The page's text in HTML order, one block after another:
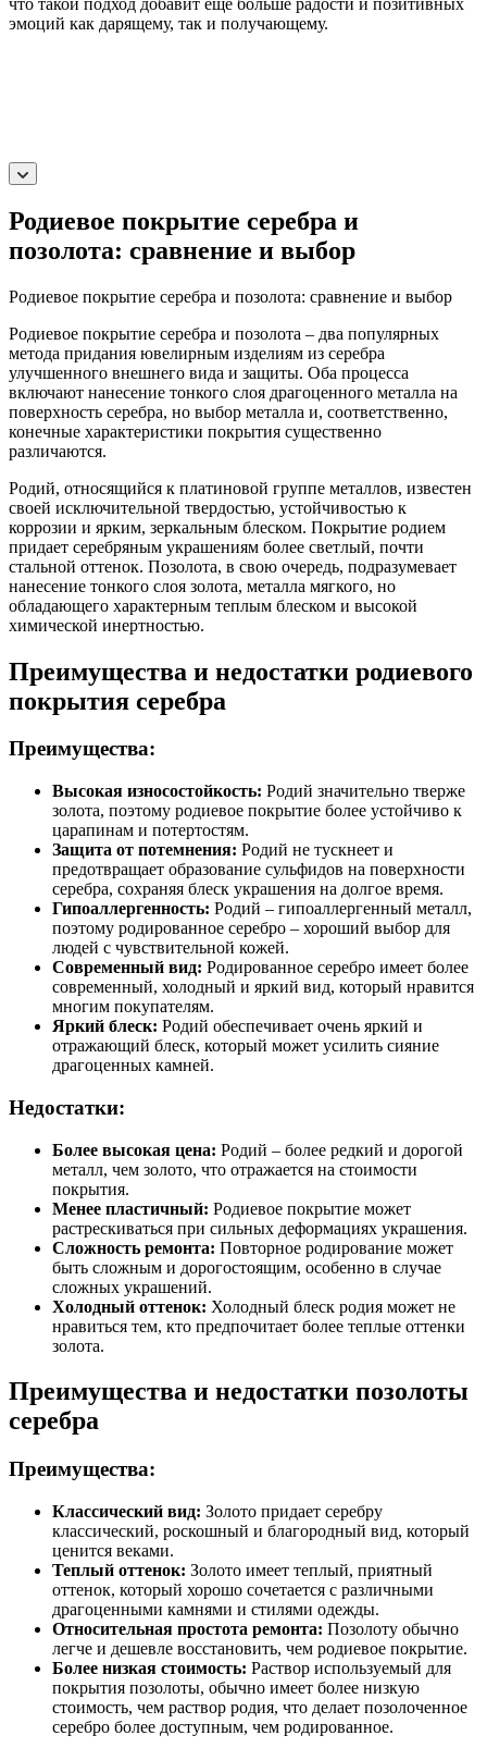
эмоций как дарящему, так и получающему.
Родиевое покрытие серебра и
позолота: сравнение и выбор
Родиевое покрытие серебра и позолота: сравнение и выбор
Родиевое покрытие серебра и позолота – два популярных
метода придания ювелирным изделиям из серебра
улучшенного внешнего вида и защиты. Оба процесса
включают нанесение тонкого слоя драгоценного металла на
поверхность серебра, но выбор металла и, соответственно,
конечные характеристики покрытия существенно
различаются.
Родий, относящийся к платиновой группе металлов, известен
своей исключительной твердостью, устойчивостью к
коррозии и ярким, зеркальным блеском. Покрытие родием
придает серебряным украшениям более светлый, почти
стальной оттенок. Позолота, в свою очередь, подразумевает
нанесение тонкого слоя золота, металла мягкого, но
обладающего характерным теплым блеском и высокой
химической инертностью.
Преимущества и недостатки родиевого
покрытия серебра
Преимущества:
Высокая износостойкость: Родий значительно тверже
золота, поэтому родиевое покрытие более устойчиво к
царапинам и потертостям.
Защита от потемнения: Родий не тускнеет и
предотвращает образование сульфидов на поверхности
серебра, сохраняя блеск украшения на долгое время.
Гипоаллергенность: Родий – гипоаллергенный металл,
поэтому родированное серебро – хороший выбор для
людей с чувствительной кожей.
Современный вид: Родированное серебро имеет более
современный, холодный и яркий вид, который нравится
многим покупателям.
Яркий блеск: Родий обеспечивает очень яркий и
отражающий блеск, который может усилить сияние
драгоценных камней.
Недостатки:
Более высокая цена: Родий – более редкий и дорогой
металл, чем золото, что отражается на стоимости
покрытия.
Менее пластичный: Родиевое покрытие может
растрескиваться при сильных деформациях украшения.
Сложность ремонта: Повторное родирование может
быть сложным и дорогостоящим, особенно в случае
сложных украшений.
Холодный оттенок: Холодный блеск родия может не
нравиться тем, кто предпочитает более теплые оттенки
золота.
Преимущества и недостатки позолоты
серебра
Преимущества:
Классический вид: Золото придает серебру
классический, роскошный и благородный вид, который
ценится веками.
Теплый оттенок: Золото имеет теплый, приятный
оттенок, который хорошо сочетается с различными
драгоценными камнями и стилями одежды.
Относительная простота ремонта: Позолоту обычно
легче и дешевле восстановить, чем родиевое покрытие.
Более низкая стоимость: Раствор используемый для
покрытия позолоты, обычно имеет более низкую
стоимость, чем раствор родия, что делает позолоченное
серебро более доступным, чем родированное.